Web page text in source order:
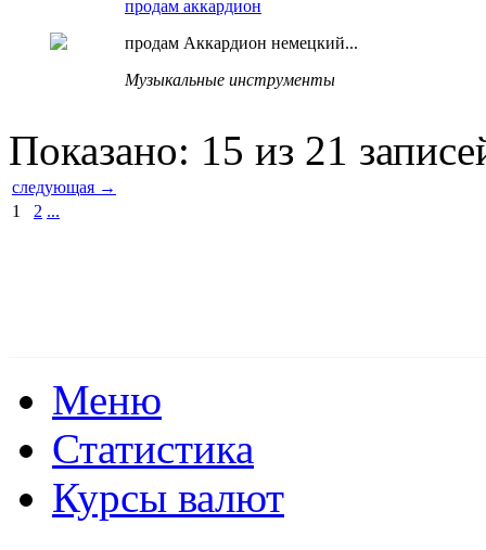
продам аккардион
продам Аккардион немецкий...
Музыкальные инструменты
Показано: 15 из 21
следующая →
1
2 ...
Меню
Статистика
Курсы валют